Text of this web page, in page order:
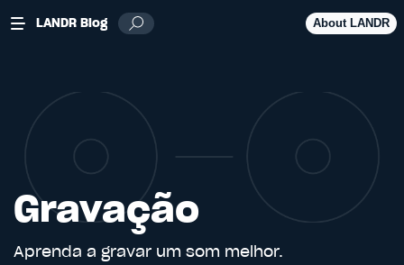
LANDR Blog About LANDR
Gravação
Aprenda a gravar um som melhor.